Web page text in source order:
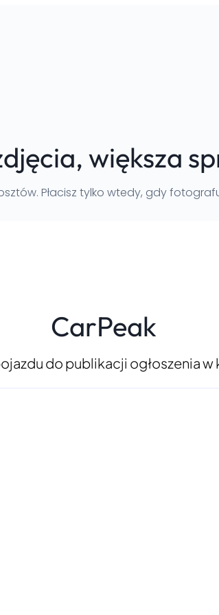
większa
Płacisz tylko wtedy, gdy
CarPeak
do publikacji ogłoszenia w